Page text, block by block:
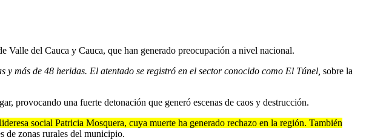
Valle del Cauca y Cauca, que han generado preocupación a nivel nacional.
más de 48 heridas. El atentado se registró en el sector conocido como El Túnel, sobre la
provocando una fuerte detonación que generó escenas de caos y destrucción.
social Patricia Mosquera, cuya muerte ha generado rechazo en la región. También
de zonas rurales del municipio.